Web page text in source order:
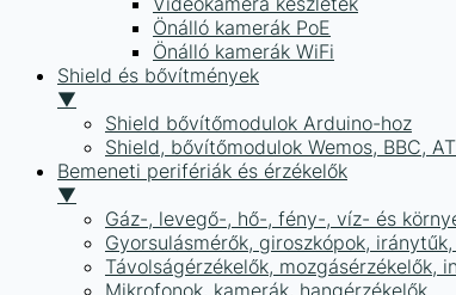
Önálló kamerák PoE
Önálló kamerák WiFi
Shield és bővítmények
▼
Shield bővítőmodulok Arduino-hoz
Shield, bővítőmodulok Wemos, BBC,
Bemeneti perifériák és érzékelők
▼
Gáz-, levegő-, hő-, fény-, víz- és
Gyorsulásmérők, giroszkópok,
Távolságérzékelők, mozgásérzékelők,
Mikrofonok, kamerák, hangérzékelők